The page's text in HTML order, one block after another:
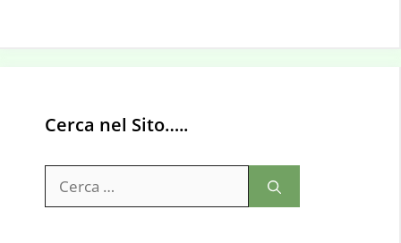
Cerca nel Sito…..
per: